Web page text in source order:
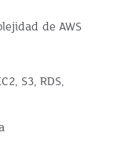
de AWS
S3, RDS,